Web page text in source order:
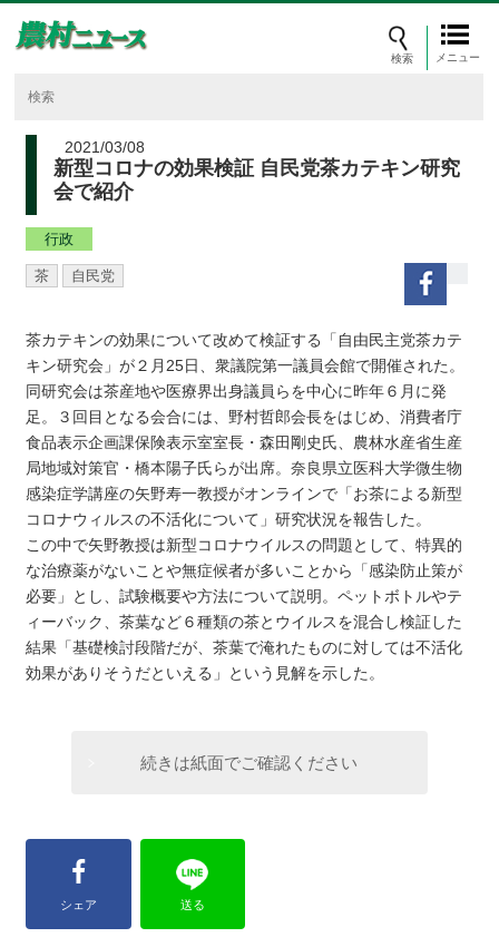
メニュー
2021/03/08
新型コロナの効果検証 自民党茶カテキン研究
会で紹介
行政
茶 自民党
茶カテキンの効果について改めて検証する「自由民主党茶カテ
キン研究会」が２月25日、衆議院第一議員会館で開催された。
同研究会は茶産地や医療界出身議員らを中心に昨年６月に発
足。３回目となる会合には、野村哲郎会長をはじめ、消費者庁
食品表示企画課保険表示室室長・森田剛史氏、農林水産省生産
局地域対策官・橋本陽子氏らが出席。奈良県立医科大学微生物
感染症学講座の矢野寿一教授がオンラインで「お茶による新型
コロナウィルスの不活化について」研究状況を報告した。
この中で矢野教授は新型コロナウイルスの問題として、特異的
な治療薬がないことや無症候者が多いことから「感染防止策が
必要」とし、試験概要や方法について説明。ペットボトルやテ
ィーバック、茶葉など６種類の茶とウイルスを混合し検証した
結果「基礎検討段階だが、茶葉で淹れたものに対しては不活化
効果がありそうだといえる」という見解を示した。
続きは紙面でご確認ください
シェア 送る